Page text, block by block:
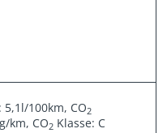
100km, CO2
km, CO2 Klasse: C